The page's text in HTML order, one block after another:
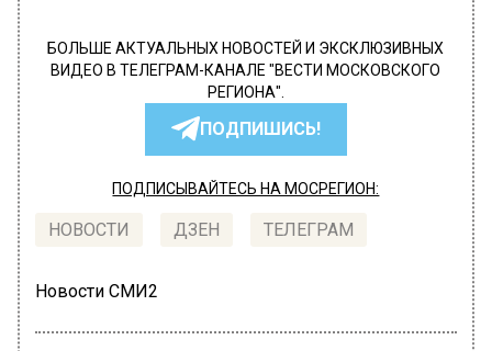
БОЛЬШЕ АКТУАЛЬНЫХ НОВОСТЕЙ И ЭКСКЛЮЗИВНЫХ
ВИДЕО В ТЕЛЕГРАМ-КАНАЛЕ "ВЕСТИ МОСКОВСКОГО
РЕГИОНА".
ПОДПИШИСЬ!
ПОДПИСЫВАЙТЕСЬ НА МОСРЕГИОН:
НОВОСТИ ДЗЕН ТЕЛЕГРАМ
Новости СМИ2